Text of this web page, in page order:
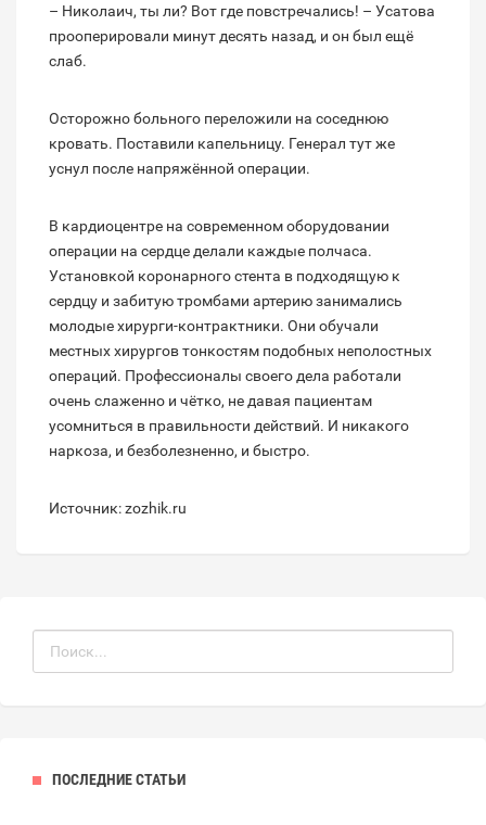
– Николаич, ты ли? Вот где повстречались! – Усатова
прооперировали минут десять назад, и он был ещё
слаб.
Осторожно больного переложили на соседнюю
кровать. Поставили капельницу. Генерал тут же
уснул после напряжённой операции.
В кардиоцентре на современном оборудовании
операции на сердце делали каждые полчаса.
Установкой коронарного стента в подходящую к
сердцу и забитую тромбами артерию занимались
молодые хирурги-контрактники. Они обучали
местных хирургов тонкостям подобных неполостных
операций. Профессионалы своего дела работали
очень слаженно и чётко, не давая пациентам
усомниться в правильности действий. И никакого
наркоза, и безболезненно, и быстро.
Источник: zozhik.ru
ПОСЛЕДНИЕ СТАТЬИ